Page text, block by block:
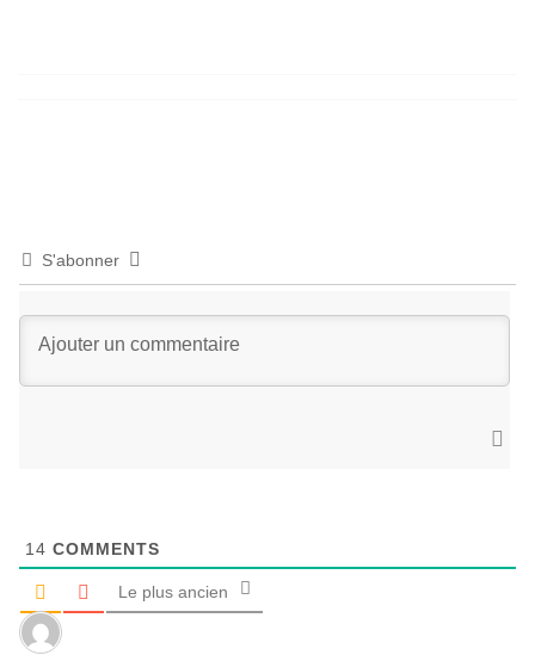
S'abonner
14 COMMENTS
Le plus ancien